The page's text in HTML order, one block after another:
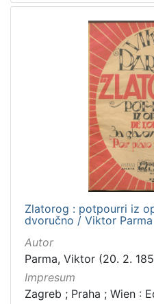
Zlatorog : potpourri iz
dvoručno / Viktor Parma
Autor
Parma, Viktor (20. 2.
Impresum
Zagreb ; Praha ; Wien :